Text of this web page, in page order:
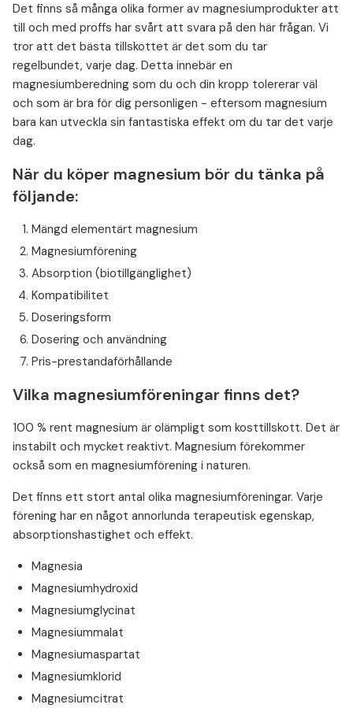
Det finns så många olika former av magnesiumprodukter att
till och med proffs har svårt att svara på den här frågan. Vi
tror att det bästa tillskottet är det som du tar
regelbundet, varje dag. Detta innebär en
magnesiumberedning som du och din kropp tolererar väl
och som är bra för dig personligen - eftersom magnesium
bara kan utveckla sin fantastiska effekt om du tar det varje
dag.
När du köper magnesium bör du tänka på
följande:
Mängd elementärt magnesium
Magnesiumförening
Absorption (biotillgänglighet)
Kompatibilitet
Doseringsform
Dosering och användning
Pris-prestandaförhållande
Vilka magnesiumföreningar finns det?
100 % rent magnesium är olämpligt som kosttillskott. Det är
instabilt och mycket reaktivt. Magnesium förekommer
också som en magnesiumförening i naturen.
Det finns ett stort antal olika magnesiumföreningar. Varje
förening har en något annorlunda terapeutisk egenskap,
absorptionshastighet och effekt.
Magnesia
Magnesiumhydroxid
Magnesiumglycinat
Magnesiummalat
Magnesiumaspartat
Magnesiumklorid
Magnesiumcitrat